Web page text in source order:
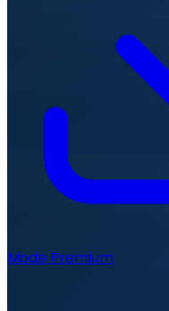
Mode Premium